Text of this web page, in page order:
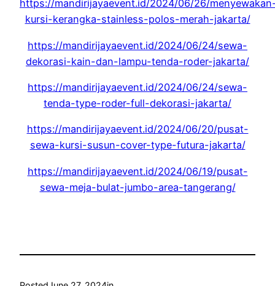
https://mandirijayaevent.id/2024/06/26/
kursi-kerangka-stainless-polos-merah-jakarta/
https://mandirijayaevent.id/2024/06/24/sewa-
dekorasi-kain-dan-lampu-tenda-roder-jakarta/
https://mandirijayaevent.id/2024/06/24/sewa-
tenda-type-roder-full-dekorasi-jakarta/
https://mandirijayaevent.id/2024/06/20/pusat-
sewa-kursi-susun-cover-type-futura-jakarta/
https://mandirijayaevent.id/2024/06/19/pusat-
sewa-meja-bulat-jumbo-area-tangerang/